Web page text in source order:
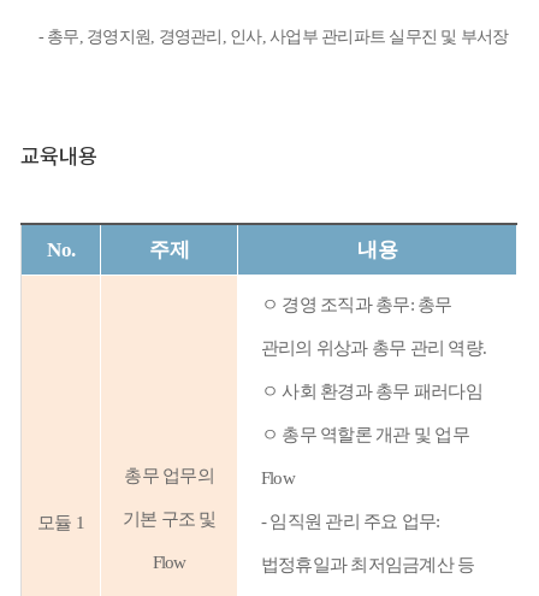
- 총무 경영지원 경영관리 인사,사업부 관리파트 실무진 및 부서장
교육내용
No. 주제 내용
모듈 1
총무 업무의
기본 구조 및
Flow
ㅇ 경영 조직과 총무: 총무
관리의 위상과 총무 관리 역량.
ㅇ 사회 환경과 총무 패러다임
ㅇ 총무 역할론 개관 및 업무
Flow
-임직원 관리 주요 업무:
법정휴일과 최저임금계산 등